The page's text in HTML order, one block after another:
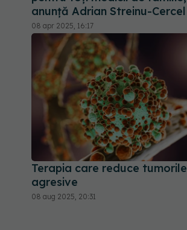
anunță Adrian Streinu-Cercel
08 apr 2025, 16:17
Terapia care reduce tumorile
agresive
08 aug 2025, 20:31